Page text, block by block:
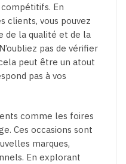
En
clients, vous pouvez
de la qualité et de la
pas de vérifier
peut être un atout
pas à vos
comme les foires
Ces occasions sont
marques,
En explorant